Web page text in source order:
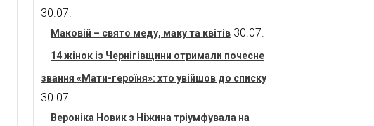
30.07.
Маковій – свято меду, маку та квітів 30.07.
14 жінок із Чернігівщини отримали почесне
звання «Мати-героїня»: хто увійшов до списку
30.07.
Вероніка Новик з Ніжина тріумфувала на